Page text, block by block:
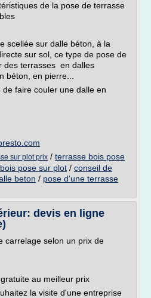
de la pose de terrasse
scellée sur dalle béton, à la
sur sol, ce type de pose de
des terrasses en dalles
béton, en pierre...
faire couler une dalle en
sur plot prix / terrasse bois pose
pose sur plot / conseil de
beton / pose d'une terrasse
devis en ligne
carrelage selon un prix de
au meilleur prix
la visite d'une entreprise